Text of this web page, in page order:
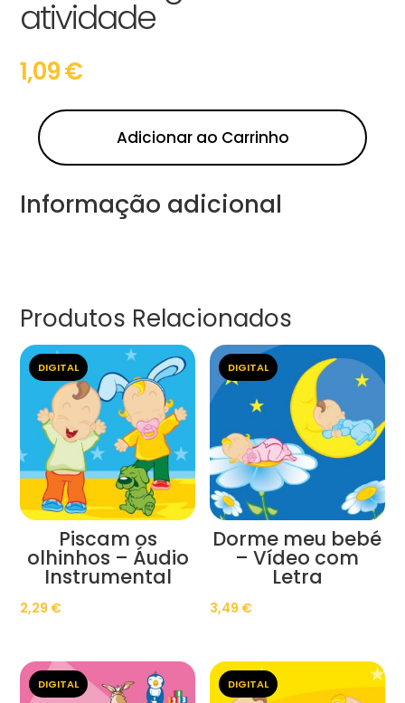
atividade
1,09€
Adicionar ao Carrinho
Informação adicional
Produtos Relacionados
DIGITAL
Piscam os
olhinhos – Áudio
Instrumental
2,29 €
DIGITAL
Dorme meu bebé
– Vídeo com
Letra
3,49 €
DIGITAL DIGITAL